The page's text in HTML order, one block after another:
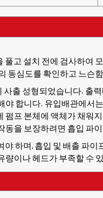
풀고 설치 전에 검사하여
동심도를 확인하고 느슨
사출 성형되었습니다.
합니다. 유입배관에서
펌프 본체에 액체가 채
동을 보장하려면 흡입 파
하며, 흡입 및 배출 파
량이나 헤드가 부족할 수